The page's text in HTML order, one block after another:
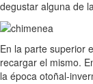
degustar alguna de
En la parte superior
recargar el mismo.
la época otoñal-